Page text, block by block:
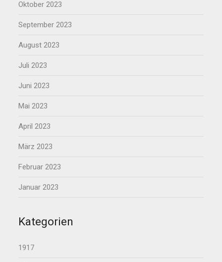
Oktober 2023
September 2023
August 2023
Juli 2023
Juni 2023
Mai 2023
April 2023
März 2023
Februar 2023
Januar 2023
Kategorien
1917